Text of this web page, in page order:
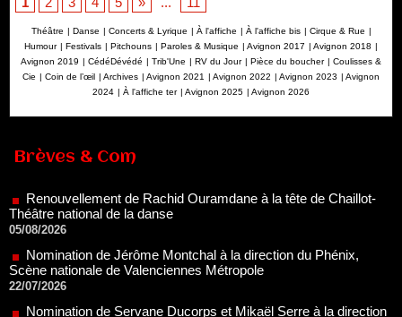
Théâtre | Danse | Concerts & Lyrique | À l'affiche | À l'affiche bis | Cirque & Rue |
Humour | Festivals | Pitchouns | Paroles & Musique | Avignon 2017 | Avignon 2018 |
Avignon 2019 | CédéDévédé | Trib'Une | RV du Jour | Pièce du boucher | Coulisses &
Cie | Coin de l’œil | Archives | Avignon 2021 | Avignon 2022 | Avignon 2023 | Avignon
2024 | À l'affiche ter | Avignon 2025 | Avignon 2026
Brèves & Com
Théâtre national de la danse
Nomination de Jérôme Montchal à la direction du Phénix,
Scène nationale de Valenciennes Métropole
22/07/2026
Nomination de Servane Ducorps et Mikaël Serre à la direction
de la Comédie de Colmar - Centre Dramatique National Grand
Est Alsace